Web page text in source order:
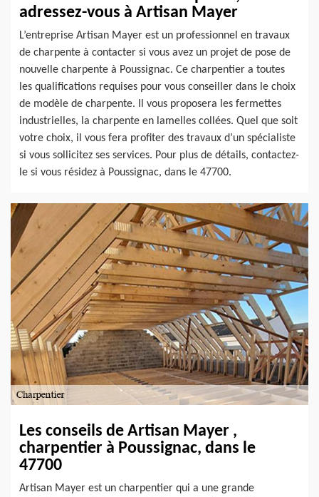
adressez-vous à Artisan Mayer
L’entreprise Artisan Mayer est un professionnel en travaux
de charpente à contacter si vous avez un projet de pose de
nouvelle charpente à Poussignac. Ce charpentier a toutes
les qualifications requises pour vous conseiller dans le choix
de modèle de charpente. Il vous proposera les fermettes
industrielles, la charpente en lamelles collées. Quel que soit
votre choix, il vous fera profiter des travaux d’un spécialiste
si vous sollicitez ses services. Pour plus de détails, contactez-
le si vous résidez à Poussignac, dans le 47700.
Les conseils de Artisan Mayer ,
charpentier à Poussignac, dans le
47700
Artisan Mayer est un charpentier qui a une grande